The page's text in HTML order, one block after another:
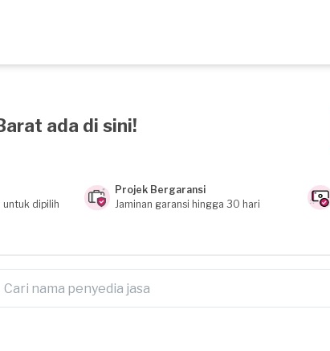
ada di sini!
untuk dipilih
Projek Bergaransi
Jaminan garansi hingga 30 hari